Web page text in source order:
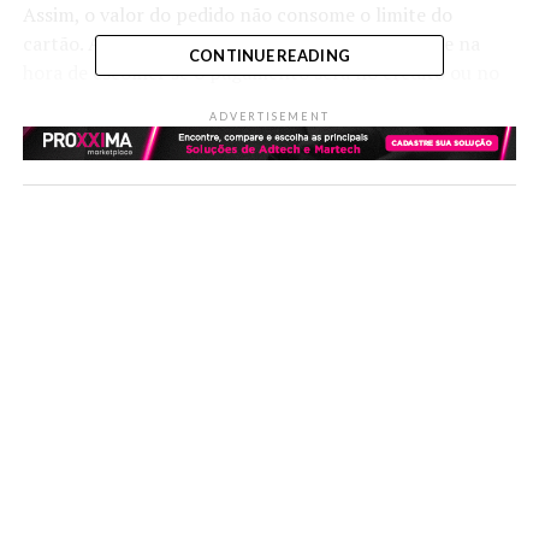
cartão. A informação sobre o limite extra aparece na
hora de escolher se o pagamento será no crédito ou no
Segundo as empresas, a opção de pagar com Nubank
estará disponível para todos os clientes nas próximas
semanas.
CONTINUE READING
ADVERTISEMENT